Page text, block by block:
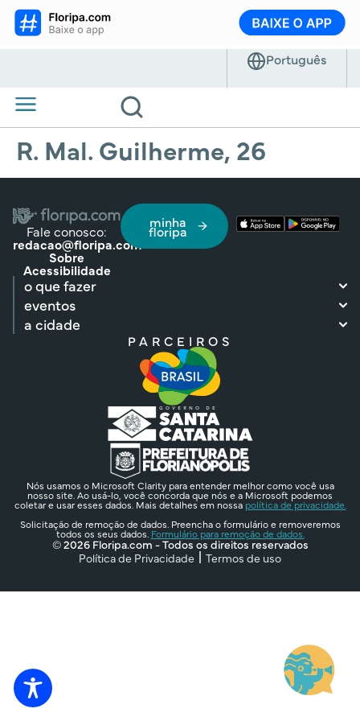
R. Mal. Guilherme, 26
Fale conosco:
redacao@floripa.com
Sobre
Acessibilidade
minha
floripa
o que fazer
eventos
a cidade
PARCEIROS
Nós usamos o Microsoft Clarity para entender melhor como você usa
nosso site. Ao usá-lo, você concorda que nós e a Microsoft podemos
coletar e usar esses dados. Mais detalhes em nossa política de privacidade.
Solicitação de remoção de dados. Preencha o formulário e removeremos
todos os seus dados. Formulário para remoção de dados.
© 2026 Floripa.com - Todos os direitos reservados
Política de Privacidade
Termos de uso